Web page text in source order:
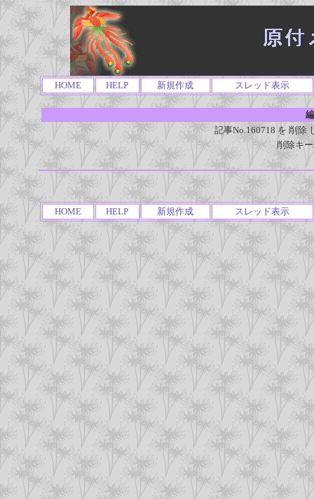
HOME HELP 新規作成 スレッド表示
記事No.160718 を 削除
削除キ
HOME HELP 新規作成 スレッド表示